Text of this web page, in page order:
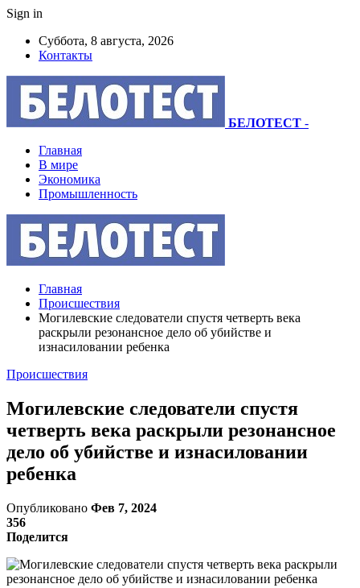
Sign in
Суббота, 8 августа, 2026
Контакты
БЕЛОТЕСТ -
Главная
В мире
Экономика
Промышленность
Главная
Происшествия
Могилевские следователи спустя четверть века
раскрыли резонансное дело об убийстве и
изнасиловании ребенка
Происшествия
Могилевские следователи спустя
четверть века раскрыли резонансное
дело об убийстве и изнасиловании
ребенка
Опубликовано Фев 7, 2024
356
Поделится